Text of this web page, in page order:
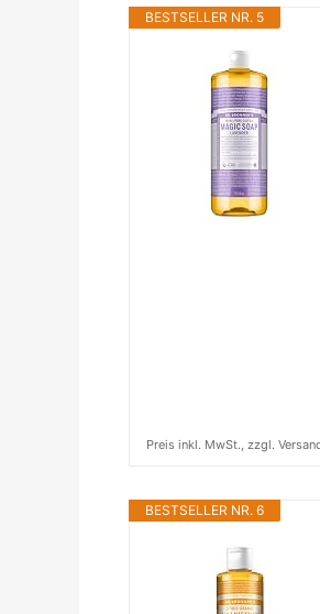
BESTSELLER NR. 5
Preis inkl. MwSt., zzgl.
BESTSELLER NR. 6